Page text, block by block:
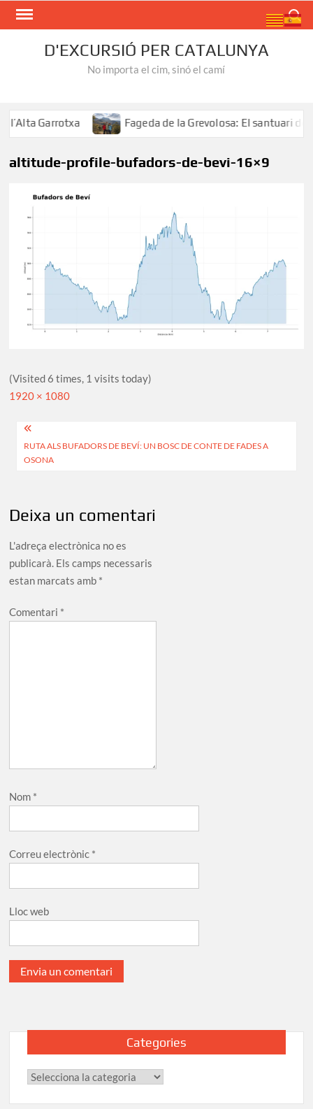
Skip
D'EXCURSIÓ PER CATALUNYA
No importa el cim, sinó el camí
Garrotxa Fageda de la Grevolosa: El santuari dels
altitude-profile-bufadors-de-bevi-16×9
(Visited 6 times, 1 visits today)
Full
1920 × 1080
Navegació
d'entrades
RUTA ALS BUFADORS DE BEVÍ: UN BOSC DE CONTE DE FADES A
OSONA
Deixa un comentari
L'adreça electrònica no es
publicarà. Els camps necessaris
estan marcats amb *
Comentari *
Nom *
Correu electrònic *
Lloc web
Categories
Categories